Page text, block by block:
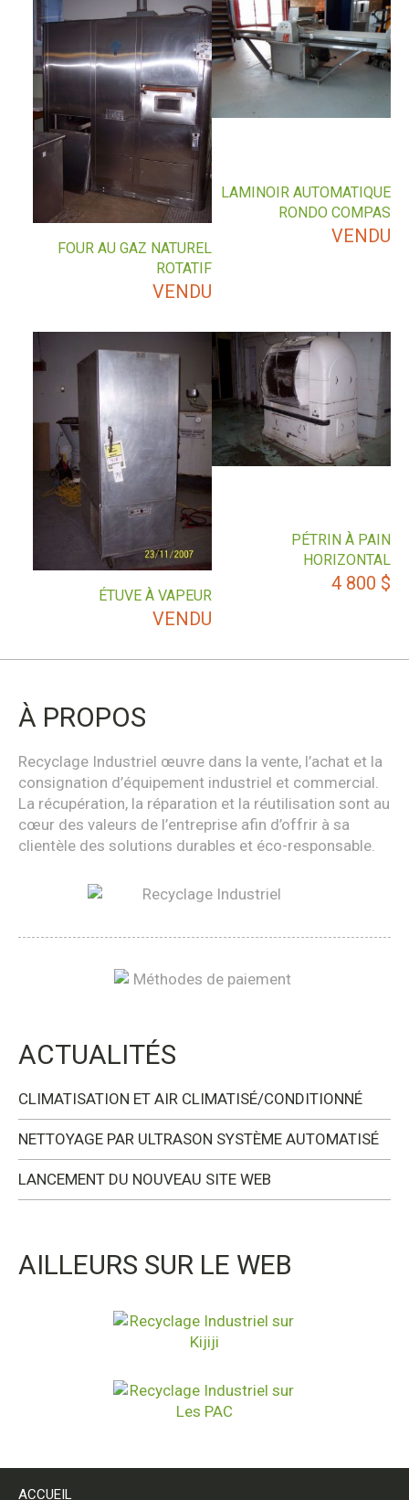
LAMINOIR AUTOMATIQUE
RONDO COMPAS
VENDU
FOUR AU GAZ NATUREL
ROTATIF
VENDU
PÉTRIN À PAIN
HORIZONTAL
4 800 $
ÉTUVE À VAPEUR
VENDU
À PROPOS
Recyclage Industriel œuvre dans la vente, l’achat et la
consignation d’équipement industriel et commercial.
La récupération, la réparation et la réutilisation sont au
cœur des valeurs de l’entreprise afin d’offrir à sa
clientèle des solutions durables et éco-responsable.
ACTUALITÉS
CLIMATISATION ET AIR CLIMATISÉ/CONDITIONNÉ
NETTOYAGE PAR ULTRASON SYSTÈME AUTOMATISÉ
LANCEMENT DU NOUVEAU SITE WEB
AILLEURS SUR LE WEB
ACCUEIL